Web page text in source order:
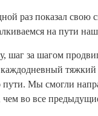
раз показал свою
на пути
шаг за шагом
каждодневный
Мы смогли
чем во все